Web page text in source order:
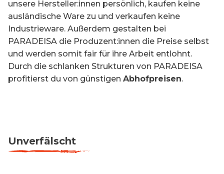
unsere Hersteller:innen persönlich, kaufen keine
ausländische Ware zu und verkaufen keine
Industrieware. Außerdem gestalten bei
PARADEISA die Produzent:innen die Preise selbst
und werden somit fair für ihre Arbeit entlohnt.
Durch die schlanken Strukturen von PARADEISA
profitierst du von günstigen Abhofpreisen.
Unverfälscht